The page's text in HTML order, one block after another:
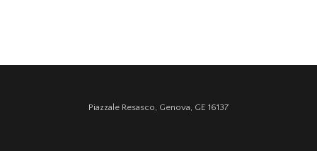
Piazzale Resasco, Genova, GE 16137